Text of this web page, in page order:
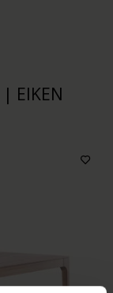
| EIKEN